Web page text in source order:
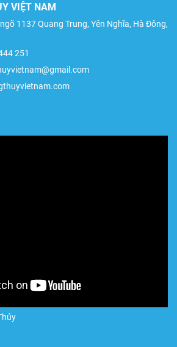
VIỆT NAM
1137 Quang Trung, Yên Nghĩa, Hà Đông,
251